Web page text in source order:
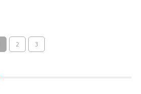
2 3